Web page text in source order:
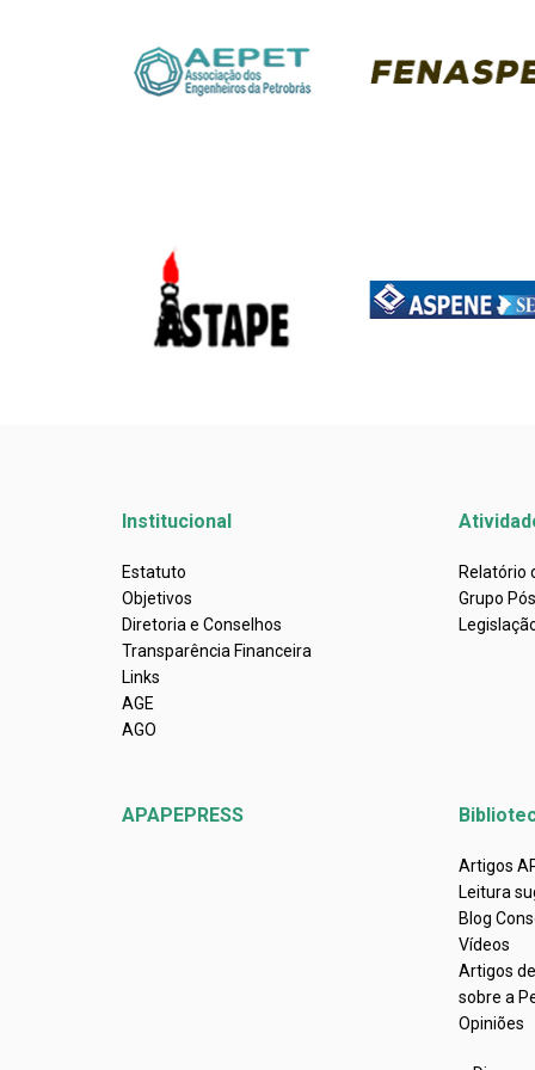
Institucional
Estatuto
Objetivos
Diretoria e Conselhos
Transparência Financeira
Links
AGE
AGO
Relatório
Grupo
APAPEPRESS
Artigos
Leitura
Blog
Vídeos
Artigos
sobre a
Opiniões